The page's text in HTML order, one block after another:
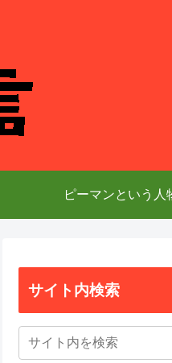
ピーマンという人
サイト内検索